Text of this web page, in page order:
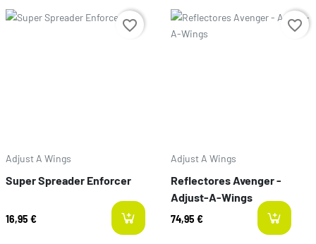
Preço
Adjust A Wings
Super Spreader Enforcer
16,95 €
favorite_border Preço
Adjust A Wings
Reflectores Avenger -
Adjust-A-Wings
74,95 €
favorite_border